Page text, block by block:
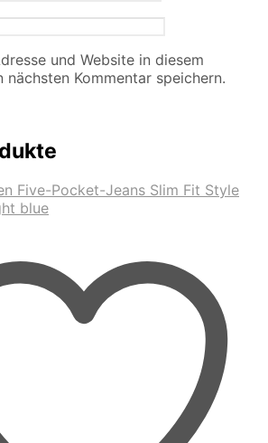
und Website in diesem
nächsten Kommentar speichern.